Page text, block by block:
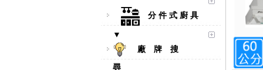
分 件 式 廚 具
▼
廠 牌 搜
尋